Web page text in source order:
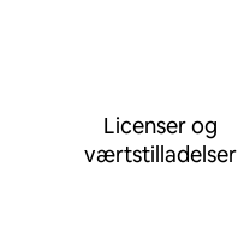
Licenser og
værtstilladelser